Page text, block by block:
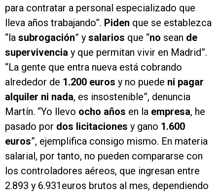
para contratar a personal especializado que
lleva años trabajando”. Piden que se establezca
“la subrogación” y salarios que “no sean de
supervivencia y que permitan vivir en Madrid”.
“La gente que entra nueva está cobrando
alrededor de 1.200 euros y no puede ni pagar
alquiler ni nada, es insostenible”, denuncia
Martín. “Yo llevo ocho años en la empresa, he
pasado por dos licitaciones y gano 1.600
euros”, ejemplifica consigo mismo. En materia
salarial, por tanto, no pueden compararse con
los controladores aéreos, que ingresan entre
2.893 y 6.931euros brutos al mes, dependiendo